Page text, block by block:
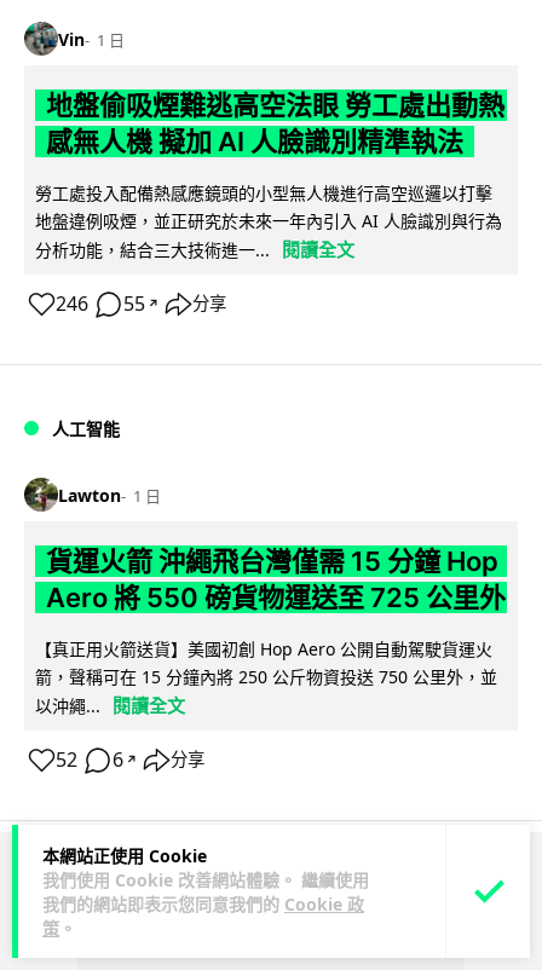
本網站正使用 Cookie
我們使用 Cookie 改善網站體驗。 繼續使用
我們的網站即表示您同意我們的 Cookie 政
策 。
Vin 1 日
地盤偷吸煙難逃高空法眼 勞工處出動熱
感無人機 擬加 AI 人臉識別精準執法
勞工處投入配備熱感應鏡頭的小型無人機進行高空巡邏以打擊
地盤違例吸煙，並正研究於未來一年內引入 AI 人臉識別與行為
分析功能，結合三大技術進一...
閱讀全文
246 55 ↗ 分享
人工智能
Lawton 1 日
貨運火箭 沖繩飛台灣僅需 15 分鐘 Hop
Aero 將 550 磅貨物運送至 725 公里外
【真正用火箭送貨】美國初創 Hop Aero 公開自動駕駛貨運火
箭，聲稱可在 15 分鐘內將 250 公斤物資投送 750 公里外，並
以沖繩...
閱讀全文
52 6 ↗ 分享
ADVERTISEMENT